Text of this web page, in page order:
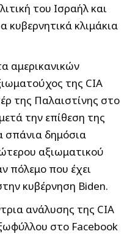
του Ισραήλ και
κυβερνητικά κλιμάκια
αμερικανικών
της CIA
της Παλαιστίνης στο
την επίθεση της
σπάνια δημόσια
αξιωματικού
πόλεμο που έχει
κυβέρνηση Biden.
ανάλυσης της CIA
στο Facebook